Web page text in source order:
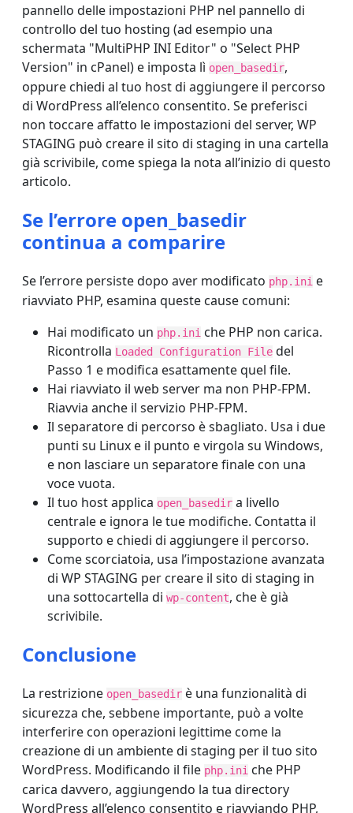
pannello delle impostazioni PHP nel pannello di
controllo del tuo hosting (ad esempio una
schermata "MultiPHP INI Editor" o "Select PHP
Version" in cPanel) e imposta lì open_basedir,
oppure chiedi al tuo host di aggiungere il percorso
di WordPress all’elenco consentito. Se preferisci
non toccare affatto le impostazioni del server, WP
STAGING può creare il sito di staging in una cartella
già scrivibile, come spiega la nota all’inizio di questo
articolo.
Se l’errore open_basedir
continua a comparire
Se l’errore persiste dopo aver modificato php.ini e
riavviato PHP, esamina queste cause comuni:
Hai modificato un php.ini che PHP non carica.
Ricontrolla Loaded Configuration File del
Passo 1 e modifica esattamente quel file.
Hai riavviato il web server ma non PHP-FPM.
Riavvia anche il servizio PHP-FPM.
Il separatore di percorso è sbagliato. Usa i due
punti su Linux e il punto e virgola su Windows,
e non lasciare un separatore finale con una
voce vuota.
Il tuo host applica open_basedir a livello
centrale e ignora le tue modifiche. Contatta il
supporto e chiedi di aggiungere il percorso.
Come scorciatoia, usa l’impostazione avanzata
di WP STAGING per creare il sito di staging in
una sottocartella di wp-content, che è già
scrivibile.
Conclusione
La restrizione open_basedir è una funzionalità di
sicurezza che, sebbene importante, può a volte
interferire con operazioni legittime come la
creazione di un ambiente di staging per il tuo sito
WordPress. Modificando il file php.ini che PHP
carica davvero, aggiungendo la tua directory
WordPress all’elenco consentito e riavviando PHP,